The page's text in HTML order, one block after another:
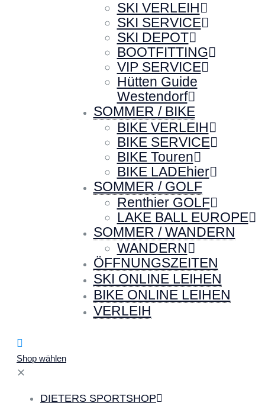
SKI VERLEIH
SKI SERVICE
SKI DEPOT
BOOTFITTING
VIP SERVICE
Hütten Guide
Westendorf
SOMMER / BIKE
BIKE VERLEIH
BIKE SERVICE
BIKE Touren
BIKE LADEhier
SOMMER / GOLF
Renthier GOLF
LAKE BALL EUROPE
SOMMER / WANDERN
WANDERN
ÖFFNUNGSZEITEN
SKI ONLINE LEIHEN
BIKE ONLINE LEIHEN
VERLEIH
Shop wählen
✕
DIETERS SPORTSHOP